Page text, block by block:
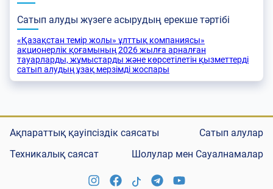
Сатып алуды жүзеге асырудың ерекше тәртібі
«Қазақстан темір жолы» ұлттық компаниясы»
акционерлік қоғамының 2026 жылға арналған
тауарларды, жұмыстарды және көрсетілетін қызметтерді
сатып алудың ұзақ мерзімді жоспары
Ақпараттық қауіпсіздік саясаты
Сатып алулар
Техникалық саясат
Шолулар мен Сауалнамалар